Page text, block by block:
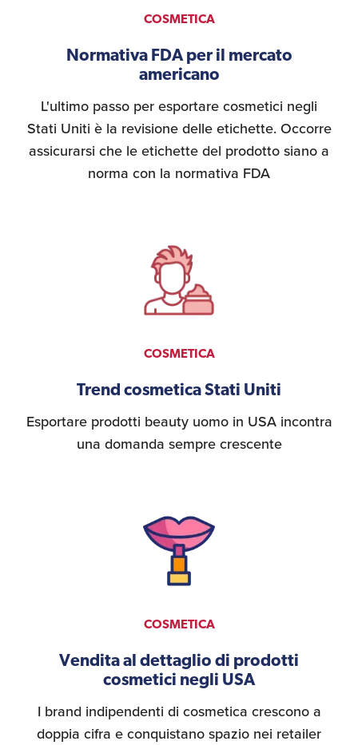
COSMETICA
Normativa FDA per il mercato
americano
L'ultimo passo per esportare cosmetici negli
Stati Uniti è la revisione delle etichette. Occorre
assicurarsi che le etichette del prodotto siano a
norma con la normativa FDA
COSMETICA
Trend cosmetica Stati Uniti
Esportare prodotti beauty uomo in USA incontra
una domanda sempre crescente
COSMETICA
Vendita al dettaglio di prodotti
cosmetici negli USA
I brand indipendenti di cosmetica crescono a
doppia cifra e conquistano spazio nei retailer